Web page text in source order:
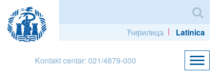
Ћирилица Latinica
Kontakt centar: 021/4879-000